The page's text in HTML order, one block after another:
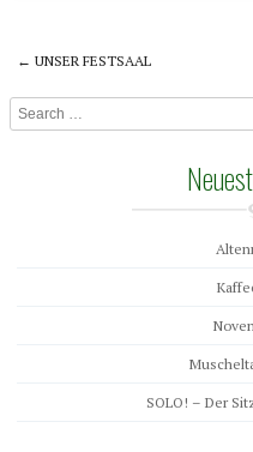
Post navigation
← UNSER FESTSAAL
Search
SOLO! – Der